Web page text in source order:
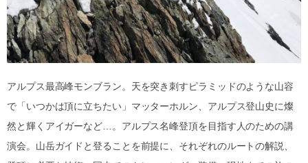
アルプス最高峰モンブラン。天を突き刺すピラミッドのような山容
で「いつかは頂に立ちたい」マッターホルン、アルプス登山史に燦
然と輝くアイガーなど…。アルプス名峰登頂を目指す人のための講
演会。山岳ガイドと登ることを前提に、それぞれのルートの解説、